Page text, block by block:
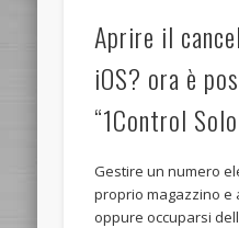
Aprire il
iOS? ora è
“1Control
Gestire un numero
proprio magazzino e
oppure occuparsi